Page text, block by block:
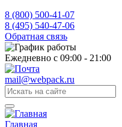
8 (800) 500-41-07
8 (495) 540-47-06
Обратная связь
Ежедневно с 09:00 - 21:00
mail@webpack.ru
Главная